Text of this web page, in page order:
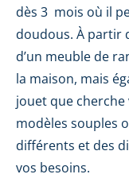
dès 3 mois où il
doudous. À partir
d’un meuble de
la maison, mais
jouet que
modèles souples
différents et des
vos besoins.